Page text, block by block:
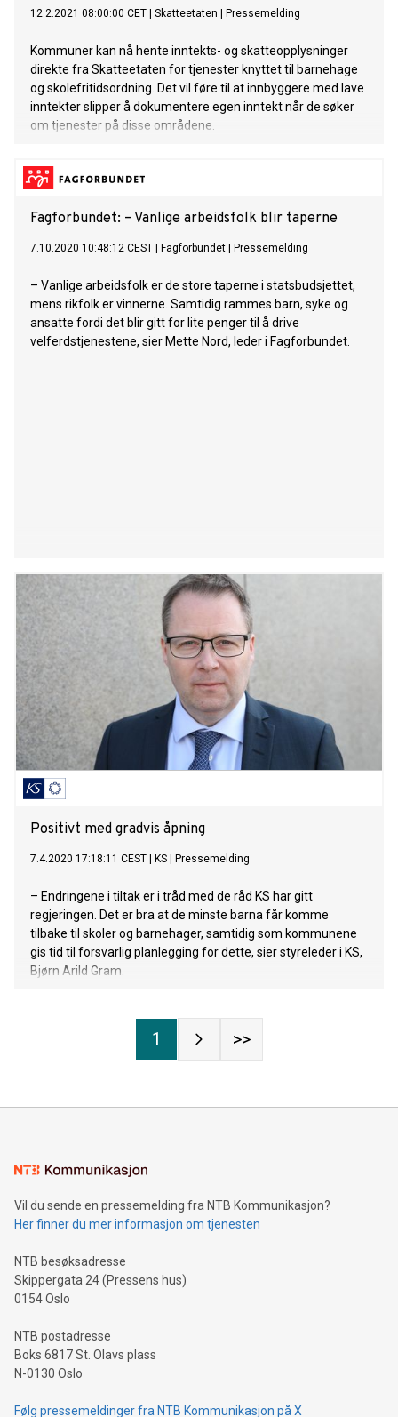
12.2.2021 08:00:00 CET Skatteetaten Pressemelding
Kommuner kan nå hente inntekts- og skatteopplysninger
direkte fra Skatteetaten for tjenester knyttet til barnehage
og skolefritidsordning. Det vil føre til at innbyggere med lave
inntekter slipper å dokumentere egen inntekt når de søker
om tjenester på disse områdene.
Fagforbundet: – Vanlige arbeidsfolk blir taperne
7.10.2020 10:48:12 CEST Fagforbundet Pressemelding
– Vanlige arbeidsfolk er de store taperne i statsbudsjettet,
mens rikfolk er vinnerne. Samtidig rammes barn, syke og
ansatte fordi det blir gitt for lite penger til å drive
velferdstjenestene, sier Mette Nord, leder i Fagforbundet.
Positivt med gradvis åpning
7.4.2020 17:18:11 CEST KS Pressemelding
– Endringene i tiltak er i tråd med de råd KS har gitt
regjeringen. Det er bra at de minste barna får komme
tilbake til skoler og barnehager, samtidig som kommunene
gis tid til forsvarlig planlegging for dette, sier styreleder i KS,
Bjørn Arild Gram.
1 >>
Vil du sende en pressemelding fra NTB Kommunikasjon?
Her finner du mer informasjon om tjenesten
NTB besøksadresse
Skippergata 24 (Pressens hus)
0154 Oslo
NTB postadresse
Boks 6817 St. Olavs plass
N-0130 Oslo
Følg pressemeldinger fra NTB Kommunikasjon på X